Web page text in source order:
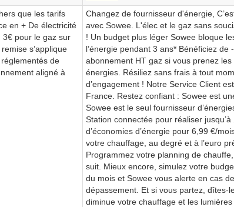
que les tarifs
en + De électricité
3€ pour le gaz sur
s’applique
de
aligné à
Changez de fournisseur d'énergie,
avec Sowee. L'élec et le gaz sans
! Un budget plus léger Sowee bloque
l’énergie pendant 3 ans* Bénéficiez de
abonnement HT gaz si vous prenez les
énergies. Résiliez sans frais à tout
d’engagement ! Notre Service Client
France. Restez confiant : Sowee est
Sowee est le seul fournisseur
Station connectée pour réaliser jusqu’à
d’économies d’énergie pour 6,99 €/
votre chauffage, au degré et à l’euro
Programmez votre planning de
suit. Mieux encore, simulez votre
du mois et Sowee vous alerte en cas de
dépassement. Et si vous partez, dîtes-
diminue votre chauffage et les lumières